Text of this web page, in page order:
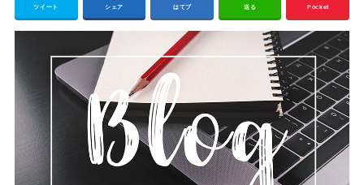
ツイート シェア はてブ 送る Pocket